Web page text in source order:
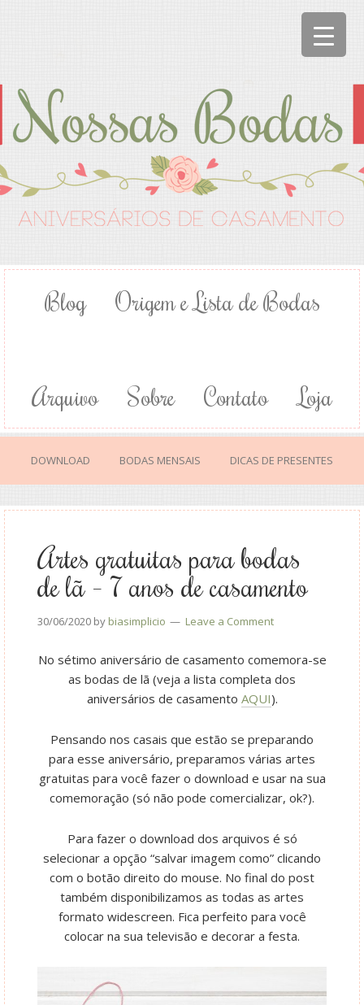
Blog Origem e Lista de Bodas
Arquivo Sobre Contato Loja
DOWNLOAD BODAS MENSAIS DICAS DE PRESENTES
Artes gratuitas para bodas
de lã – 7 anos de casamento
30/06/2020 by biasimplicio Leave a Comment
No sétimo aniversário de casamento comemora-se
as bodas de lã (veja a lista completa dos
aniversários de casamento AQUI).
Pensando nos casais que estão se preparando
para esse aniversário, preparamos várias artes
gratuitas para você fazer o download e usar na sua
comemoração (só não pode comercializar, ok?).
Para fazer o download dos arquivos é só
selecionar a opção “salvar imagem como” clicando
com o botão direito do mouse. No final do post
também disponibilizamos as todas as artes
formato widescreen. Fica perfeito para você
colocar na sua televisão e decorar a festa.